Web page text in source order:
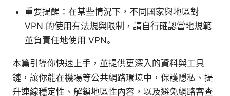
重要提醒：在某些情況下，不同國家與地區對
VPN 的使用有法規與限制，請自行確認當地規範
並負責任地使用 VPN。
本篇引導你快速上手，並提供更深入的資料與工具
鏈，讓你能在機場等公共網路環境中，保護隱私、提
升連線穩定性、解鎖地區性內容，以及避免網路審查